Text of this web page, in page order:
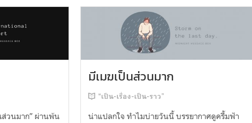
วนมาก” ผ่านพ้น
มีเมฆเป็นส่วนมาก
“เป็น-เรื่อง-เป็น-ราว”
น่าแปลกใจ ทำไมบ่ายวันนี้ บรรยากาศดูครึ้มฟ้า